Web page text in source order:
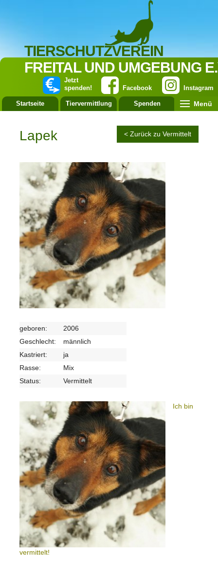
TIERSCHUTZVEREIN
FREITAL UND UMGEBUNG
Instagram
Facebook
Jetzt
spenden!
Startseite Tiervermittlung Spenden Menü
Lapek < Zurück zu Vermittelt
geboren:
2006
Geschlecht:
männlich
Kastriert:
ja
Rasse:
Mix
Status:
Vermittelt
Ich bin
vermittelt!